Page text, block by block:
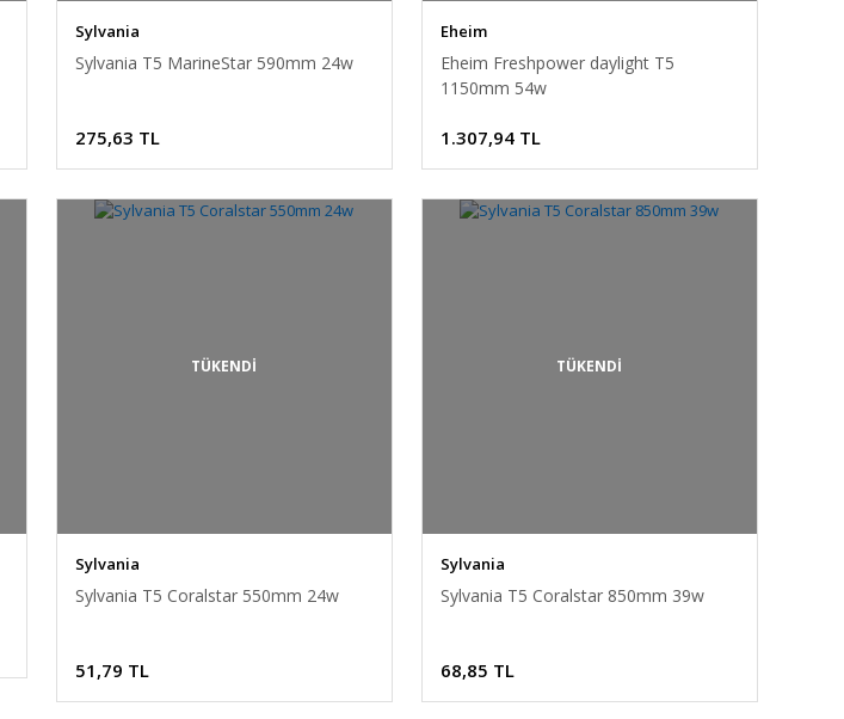
Sylvania
Sylvania T5 MarineStar 590mm 24w
275,63 TL
Eheim
Eheim Freshpower daylight T5
1150mm 54w
1.307,94 TL
TÜKENDİ
Sylvania
Sylvania T5 Coralstar 550mm 24w
51,79 TL
TÜKENDİ
Sylvania
Sylvania T5 Coralstar 850mm 39w
68,85 TL